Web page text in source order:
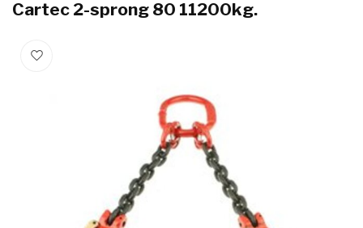
Cartec 2-sprong 80 11200kg.